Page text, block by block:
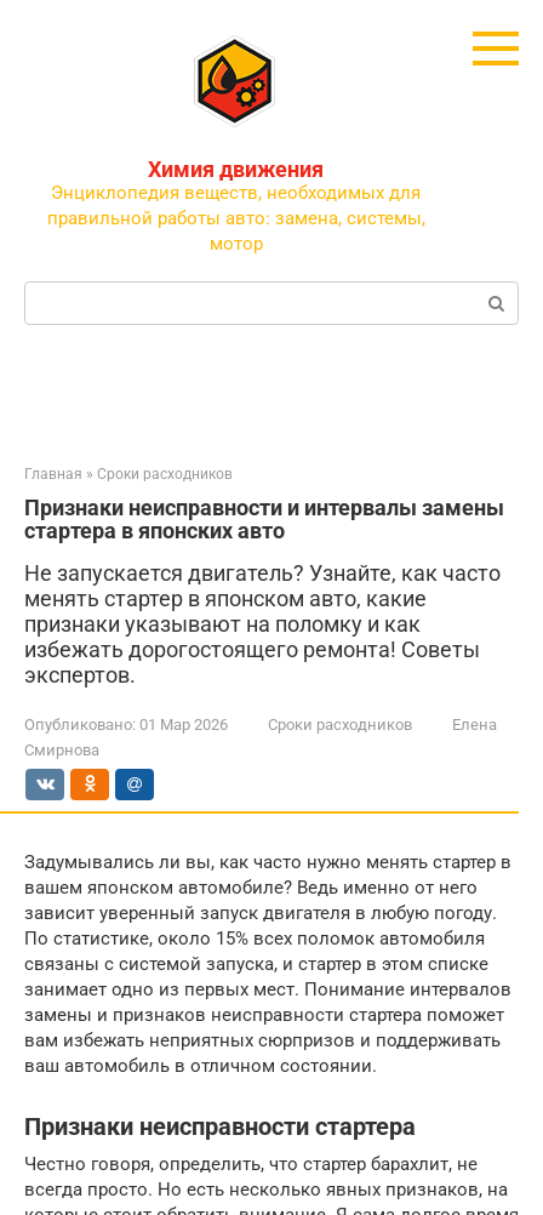
Химия движения
Энциклопедия веществ, необходимых для
правильной работы авто: замена, системы,
мотор
Поиск:
Главная » Сроки расходников
Признаки неисправности и интервалы замены
стартера в японских авто
Не запускается двигатель? Узнайте, как часто
менять стартер в японском авто, какие
признаки указывают на поломку и как
избежать дорогостоящего ремонта! Советы
экспертов.
Опубликовано: 01 Мар 2026 Сроки расходников
Елена
Смирнова
Задумывались ли вы, как часто нужно менять стартер в
вашем японском автомобиле? Ведь именно от него
зависит уверенный запуск двигателя в любую погоду.
По статистике, около 15% всех поломок автомобиля
связаны с системой запуска, и стартер в этом списке
занимает одно из первых мест. Понимание интервалов
замены и признаков неисправности стартера поможет
вам избежать неприятных сюрпризов и поддерживать
ваш автомобиль в отличном состоянии.
Признаки неисправности стартера
Честно говоря, определить, что стартер барахлит, не
всегда просто. Но есть несколько явных признаков, на